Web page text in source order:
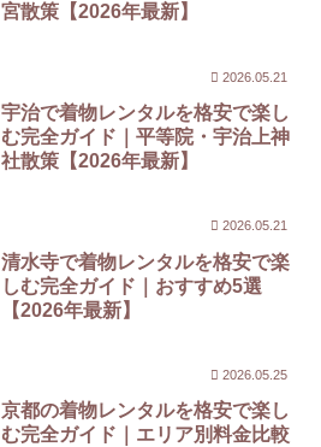
宮散策【2026年最新】
2026.05.21
宇治で着物レンタルを格安で楽し
む完全ガイド｜平等院・宇治上神
社散策【2026年最新】
2026.05.21
清水寺で着物レンタルを格安で楽
しむ完全ガイド｜おすすめ5選
【2026年最新】
2026.05.25
京都の着物レンタルを格安で楽し
む完全ガイド｜エリア別料金比較